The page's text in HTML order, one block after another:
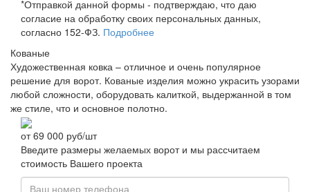
*Отправкой данной формы - подтверждаю, что даю
согласие на обработку своих персональных данных,
согласно 152-ФЗ. Подробнее
Кованые
Художественная ковка – отличное и очень популярное
решение для ворот. Кованые изделия можно украсить узорами
любой сложности, оборудовать калиткой, выдержанной в том
же стиле, что и основное полотно.
от69 000 руб/шт
Введите размеры желаемых ворот и мы рассчитаем
стоимость Вашего проекта